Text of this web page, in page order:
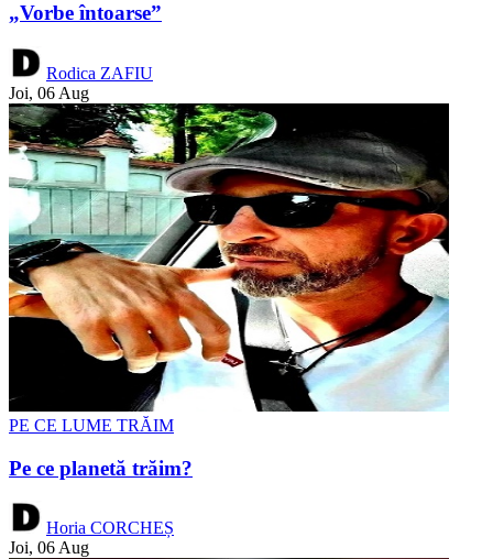
„Vorbe întoarse”
Rodica ZAFIU
Joi, 06 Aug
PE CE LUME TRĂIM
Pe ce planetă trăim?
Horia CORCHEȘ
Joi, 06 Aug